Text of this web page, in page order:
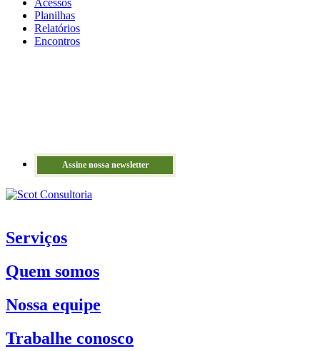
Acessos
Planilhas
Relatórios
Encontros
Assine nossa newsletter
Serviços
Quem somos
Nossa equipe
Trabalhe conosco